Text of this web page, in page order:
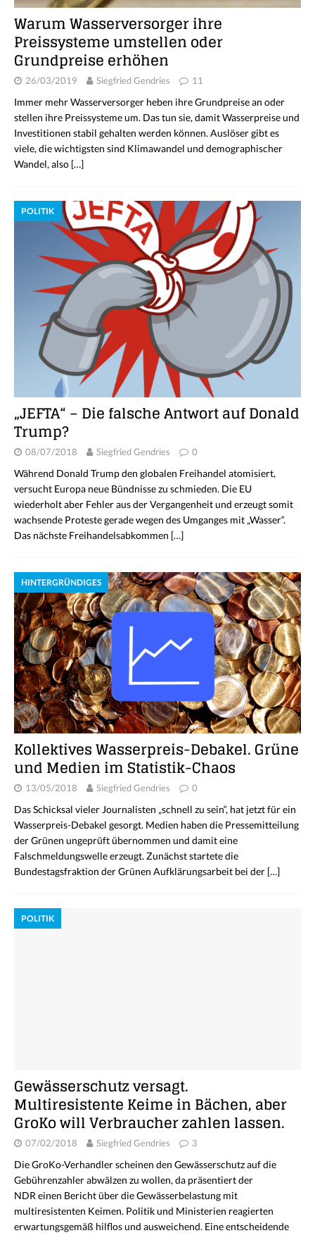
Warum Wasserversorger ihre
Preissysteme umstellen oder
Grundpreise erhöhen
26/03/2019 Siegfried Gendries 11
Immer mehr Wasserversorger heben ihre Grundpreise an oder
stellen ihre Preissysteme um. Das tun sie, damit Wasserpreise und
Investitionen stabil gehalten werden können. Auslöser gibt es
viele, die wichtigsten sind Klimawandel und demographischer
Wandel, also […]
POLITIK
„JEFTA“ – Die falsche Antwort auf Donald
Trump?
08/07/2018 Siegfried Gendries 0
Während Donald Trump den globalen Freihandel atomisiert,
versucht Europa neue Bündnisse zu schmieden. Die EU
wiederholt aber Fehler aus der Vergangenheit und erzeugt somit
wachsende Proteste gerade wegen des Umganges mit „Wasser“.
Das nächste Freihandelsabkommen […]
HINTERGRÜNDIGES
Kollektives Wasserpreis-Debakel. Grüne
und Medien im Statistik-Chaos
13/05/2018 Siegfried Gendries 0
Das Schicksal vieler Journalisten „schnell zu sein“, hat jetzt für ein
Wasserpreis-Debakel gesorgt. Medien haben die Pressemitteilung
der Grünen ungeprüft übernommen und damit eine
Falschmeldungswelle erzeugt. Zunächst startete die
Bundestagsfraktion der Grünen Aufklärungsarbeit bei der […]
POLITIK
Gewässerschutz versagt.
Multiresistente Keime in Bächen, aber
GroKo will Verbraucher zahlen lassen.
07/02/2018 Siegfried Gendries 3
Die GroKo-Verhandler scheinen den Gewässerschutz auf die
Gebührenzahler abwälzen zu wollen, da präsentiert der
NDR einen Bericht über die Gewässerbelastung mit
multiresistenten Keimen. Politik und Ministerien reagierten
erwartungsgemäß hilflos und ausweichend. Eine entscheidende